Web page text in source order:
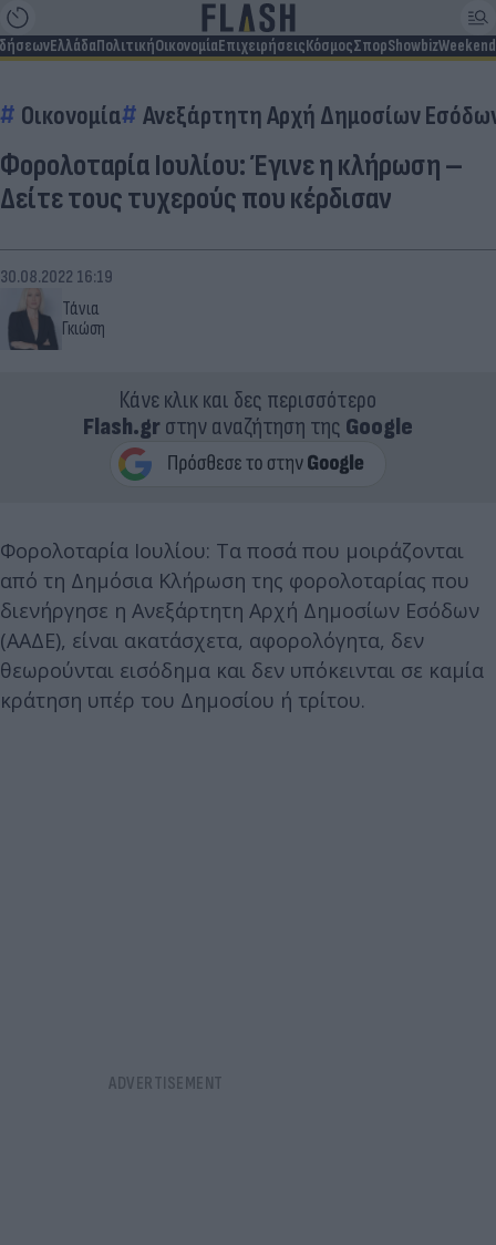
ΕλλάδαΠολιτικήΟικονομίαΕπιχειρήσειςΚόσμοςΣπορShowbizWeekend
Οικονομία Ανεξάρτητη Αρχή Δημοσίων
Φορολοταρία Ιουλίου: Έγινε η κλήρωση –
Δείτε τους τυχερούς που κέρδισαν
Τάνια
Γκιώση
30.08.2022 16:19
Κάνε κλικ και δες περισσότερο
Flash.grστην αναζήτηση της Google
Φορολοταρία Ιουλίου: Τα ποσά που μοιράζονται
από τη Δημόσια Κλήρωση της φορολοταρίας που
διενήργησε η Ανεξάρτητη Αρχή Δημοσίων Εσόδων
(ΑΑΔΕ), είναι ακατάσχετα, αφορολόγητα, δεν
θεωρούνται εισόδημα και δεν υπόκεινται σε καμία
κράτηση υπέρ του Δημοσίου ή τρίτου.